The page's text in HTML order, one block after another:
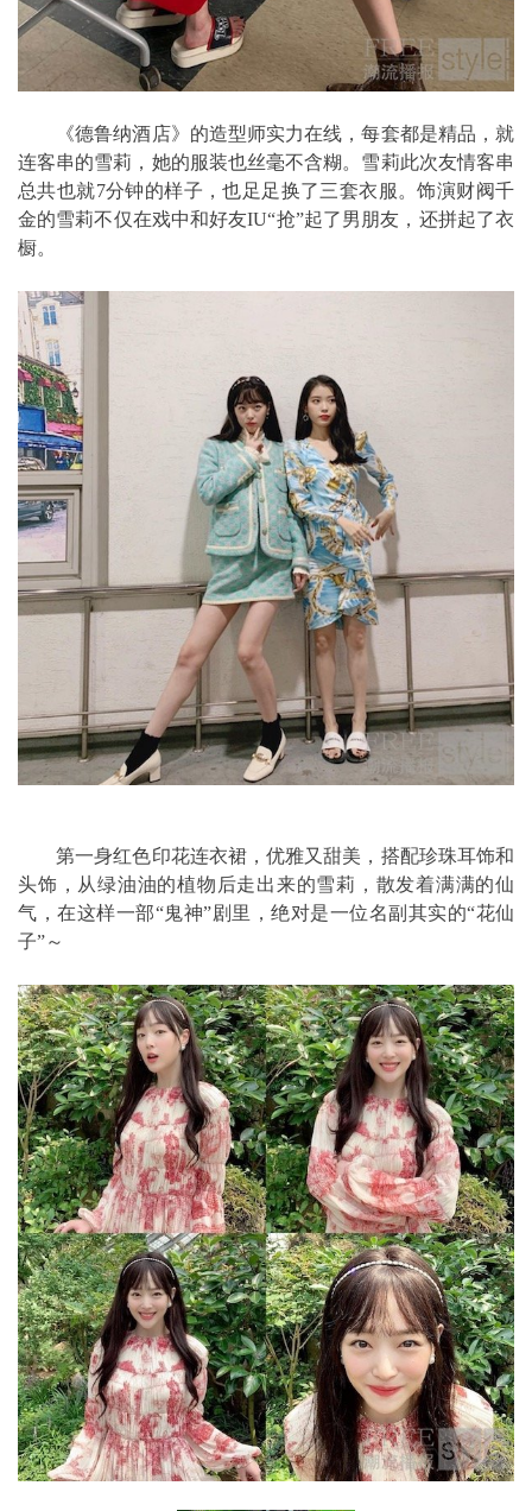
《德鲁纳酒店》的造型师实力在线，每套都是精品，就
连客串的雪莉，她的服装也丝毫不含糊。雪莉此次友情客串
总共也就7分钟的样子，也足足换了三套衣服。饰演财阀千
金的雪莉不仅在戏中和好友IU“抢”起了男朋友，还拼起了衣
橱。
第一身红色印花连衣裙，优雅又甜美，搭配珍珠耳饰和
头饰，从绿油油的植物后走出来的雪莉，散发着满满的仙
气，在这样一部“鬼神”剧里，绝对是一位名副其实的“花仙
子”～